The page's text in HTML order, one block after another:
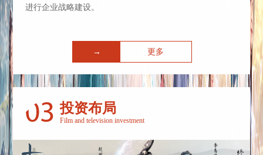
进行企业战略建设。
更多
→
投资布局
Film and television investment